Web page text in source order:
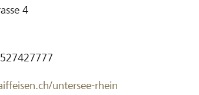
4
untersee-rhein